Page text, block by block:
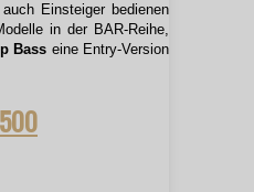
Einsteiger bedienen
in der BAR-Reihe,
Bass eine Entry-Version